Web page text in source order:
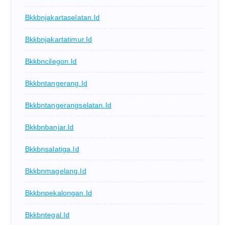
Bkkbnjakartaselatan.id
Bkkbnjakartatimur.id
Bkkbncilegon.id
Bkkbntangerang.id
Bkkbntangerangselatan.id
Bkkbnbanjar.id
Bkkbnsalatiga.id
Bkkbnmagelang.id
Bkkbnpekalongan.id
Bkkbntegal.id